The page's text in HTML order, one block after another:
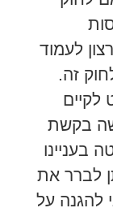
מהרצון לעמוד
המחוקק לפי סעיף 36 לחוק זה.
בקשת
בעניינו
לברר את
להגנה על